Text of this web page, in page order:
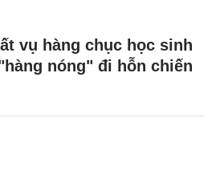
vụ hàng chục học sinh
nóng" đi hỗn chiến